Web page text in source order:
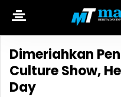
Dimeriahkan
Culture Show,
Day